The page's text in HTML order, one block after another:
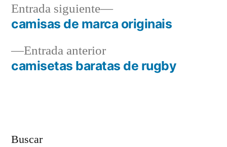
Navegación
deEntrada anteriorEntrada
anterior:
camisetas baratas de rugby
Entrada siguiente
Entrada
siguiente:
camisas de marca originais
Buscar